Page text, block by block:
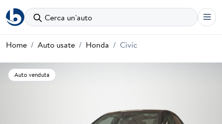
Cerca un'auto
Home Auto usate Honda Civic
Auto venduta